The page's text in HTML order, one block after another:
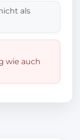
als
wie auch